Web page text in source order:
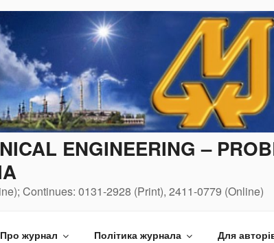
ENGINEERING –
Continues: 0131-2928 (Print), 2411-0779 (Online)
Про журнал Політика журнала Для